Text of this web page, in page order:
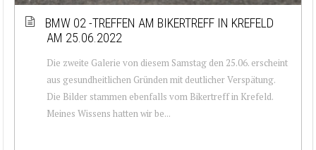
BMW 02 -TREFFEN AM BIKERTREFF IN KREFELD
AM 25.06.2022
Die zweite Galerie von diesem Samstag den 25.06. erscheint
aus gesundheitlichen Gründen mit deutlicher Verspätung.
Die Bilder stammen ebenfalls vom Bikertreff in Krefeld.
Meines Wissens hatten wir be...